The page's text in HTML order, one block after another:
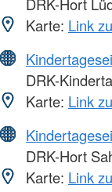
Karte: Link
DRK-
Karte: Link
DRK-Hort
Karte: Link